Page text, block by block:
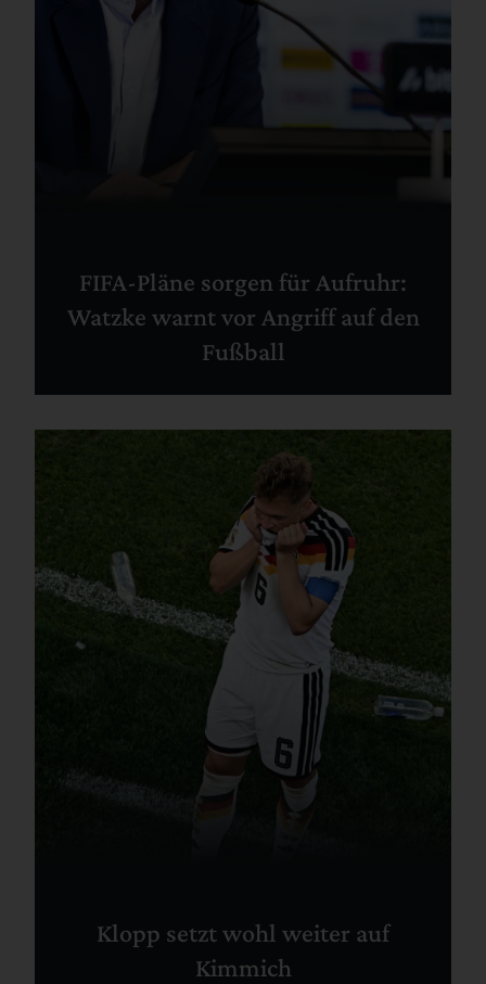
FIFA-Pläne sorgen für Aufruhr:
Watzke warnt vor Angriff auf den
Fußball
Klopp setzt wohl weiter auf
Kimmich